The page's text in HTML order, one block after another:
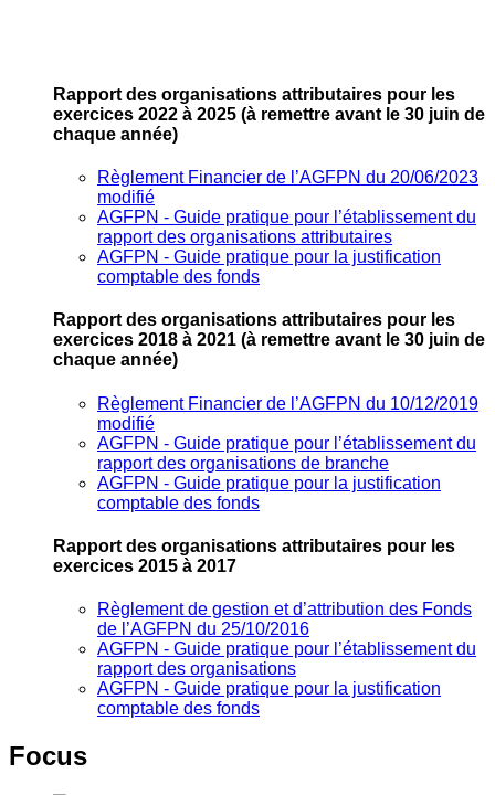
Rapport des organisations attributaires pour les
exercices 2022 à 2025 (à remettre avant le 30 juin de
chaque année)
Règlement Financier de l’AGFPN du 20/06/2023
modifié
AGFPN ‐ Guide pratique pour l’établissement du
rapport des organisations attributaires
AGFPN ‐ Guide pratique pour la justification
comptable des fonds
Rapport des organisations attributaires pour les
exercices 2018 à 2021 (à remettre avant le 30 juin de
chaque année)
Règlement Financier de l’AGFPN du 10/12/2019
modifié
AGFPN ‐ Guide pratique pour l’établissement du
rapport des organisations de branche
AGFPN ‐ Guide pratique pour la justification
comptable des fonds
Rapport des organisations attributaires pour les
exercices 2015 à 2017
Règlement de gestion et d’attribution des Fonds
de l’AGFPN du 25/10/2016
AGFPN ‐ Guide pratique pour l’établissement du
rapport des organisations
AGFPN ‐ Guide pratique pour la justification
comptable des fonds
Focus